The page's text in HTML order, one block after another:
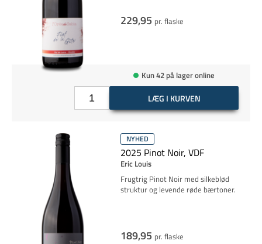
229,95 pr. flaske
Kun 42 på lager online
LÆG I KURVEN
NYHED
2025 Pinot Noir, VDF
Eric Louis
Frugtrig Pinot Noir med silkeblød
struktur og levende røde bærtoner.
189,95 pr. flaske